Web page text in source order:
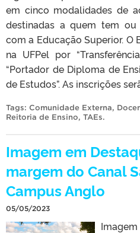
em cinco modalidades de
destinadas a quem tem
com a Educação Superior.
na UFPel por
“Portador de Diploma de
de Estudos”. As inscrições
Tags: Comunidade Externa,
Reitoria de Ensino, TAEs.
Imagem em
margem do Canal
Campus Anglo
05/05/2023